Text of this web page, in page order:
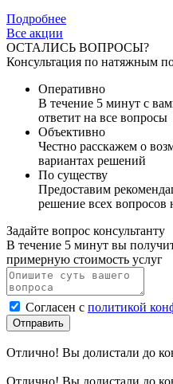
Подробнее
Все акции
ОСТАЛИСЬ ВОПРОСЫ?
Консультация по натяжным
Оперативно
В течение 5 минут с
ответит на все вопросы
Объективно
Честно расскажем о
вариантах решений
По существу
Предоставим
решение всех вопросов
Задайте вопрос консультанту
В течение 5 минут вы
примерную стоимость услуг
Согласен с политикой
Отправить
Отлично! Вы долистали до